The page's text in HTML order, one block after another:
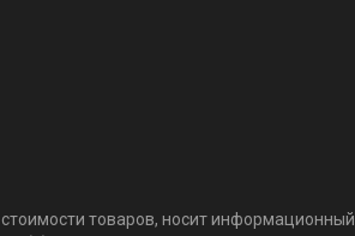
товаров, носит информационный